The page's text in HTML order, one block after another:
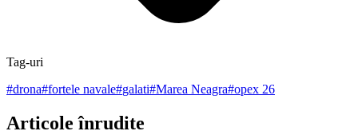
Tag-uri
#drona#fortele navale#galati#Marea Neagra#opex 26
Articole înrudite